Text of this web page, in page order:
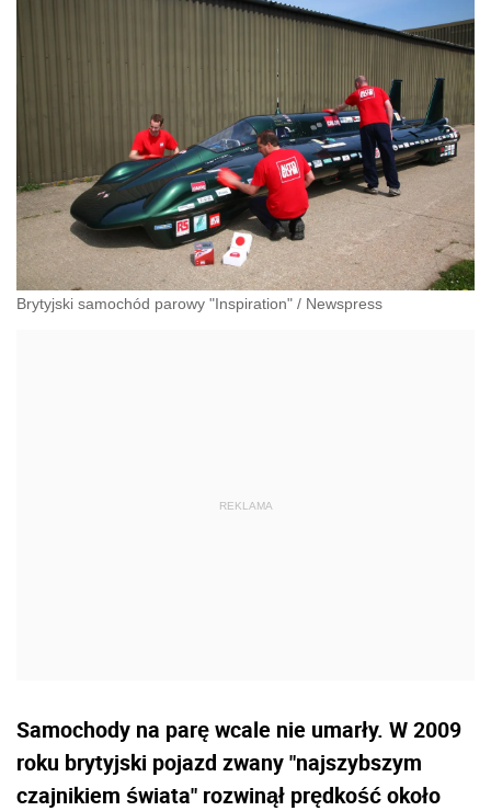
Brytyjski samochód parowy "Inspiration" / Newspress
Samochody na parę wcale nie umarły. W 2009
roku brytyjski pojazd zwany "najszybszym
czajnikiem świata" rozwinął prędkość około